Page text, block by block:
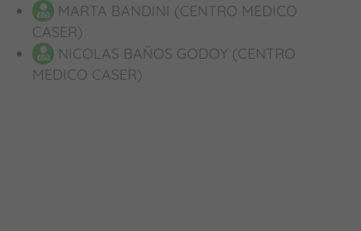
MARTA BANDINI (CENTRO MEDICO
CASER)
NICOLAS BAÑOS GODOY (CENTRO
MEDICO CASER)